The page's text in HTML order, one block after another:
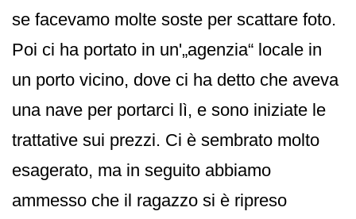
se facevamo molte soste per scattare foto.
Poi ci ha portato in un'„agenzia“ locale in
un porto vicino, dove ci ha detto che aveva
una nave per portarci lì, e sono iniziate le
trattative sui prezzi. Ci è sembrato molto
esagerato, ma in seguito abbiamo
ammesso che il ragazzo si è ripreso